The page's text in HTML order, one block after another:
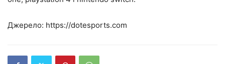
Джерело: https://dotesports.com